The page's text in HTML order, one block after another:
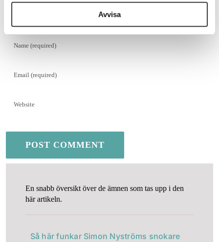
Avvisa
En snabb översikt över de ämnen som tas upp i den
här artikeln.
Så här funkar Simon Nyströms snokare